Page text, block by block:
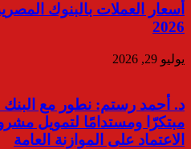
2026
يوليو 29, 2026
د. أحمد رستم: نطور مع البنك
مبتكرّا ومستدامًا لتمويل
الاعتماد على الموازنة العامة